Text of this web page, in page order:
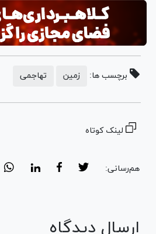
برچسب ها: زمین تهاجمی
لینک کوتاه
هم‌رسانی:
ارسال دیدگاه